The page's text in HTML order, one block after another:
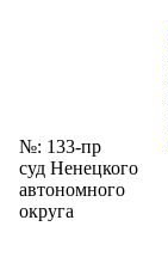
№: 133-пр
суд Ненецкого
автономного
округа